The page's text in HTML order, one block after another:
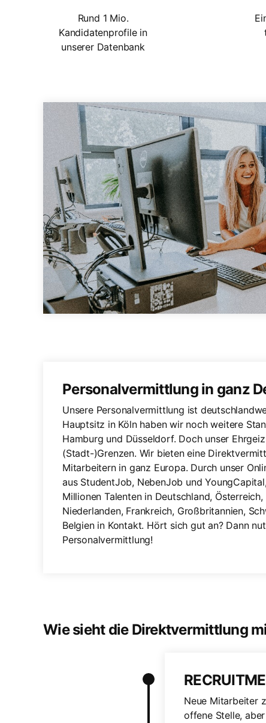
Rund 1 Mio.
Kandidatenprofile in
unserer Datenbank
Personalvermittlung in ganz
Unsere Personalvermittlung ist
Hauptsitz in Köln haben wir noch weitere
Hamburg und Düsseldorf. Doch unser
(Stadt-)Grenzen. Wir bieten eine
Mitarbeitern in ganz Europa. Durch unser
aus StudentJob, NebenJob und
Millionen Talenten in Deutschland,
Niederlanden, Frankreich, Großbritannien,
Belgien in Kontakt. Hört sich gut an? Dann
Personalvermittlung!
Wie sieht die Direktvermittlung
Neue Mitarbeiter
offene Stelle,